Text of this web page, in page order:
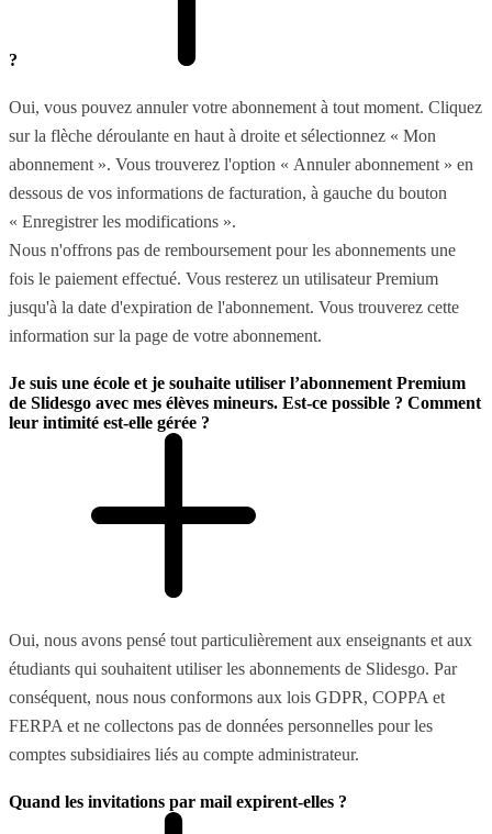
?
Oui, vous pouvez annuler votre abonnement à tout moment. Cliquez
sur la flèche déroulante en haut à droite et sélectionnez « Mon
abonnement ». Vous trouverez l'option « Annuler abonnement » en
dessous de vos informations de facturation, à gauche du bouton
« Enregistrer les modifications ».
Nous n'offrons pas de remboursement pour les abonnements une
fois le paiement effectué. Vous resterez un utilisateur Premium
jusqu'à la date d'expiration de l'abonnement. Vous trouverez cette
information sur la page de votre abonnement.
Je suis une école et je souhaite utiliser l’abonnement Premium
de Slidesgo avec mes élèves mineurs. Est-ce possible ? Comment
leur intimité est-elle gérée ?
Oui, nous avons pensé tout particulièrement aux enseignants et aux
étudiants qui souhaitent utiliser les abonnements de Slidesgo. Par
conséquent, nous nous conformons aux lois GDPR, COPPA et
FERPA et ne collectons pas de données personnelles pour les
comptes subsidiaires liés au compte administrateur.
Quand les invitations par mail expirent-elles ?